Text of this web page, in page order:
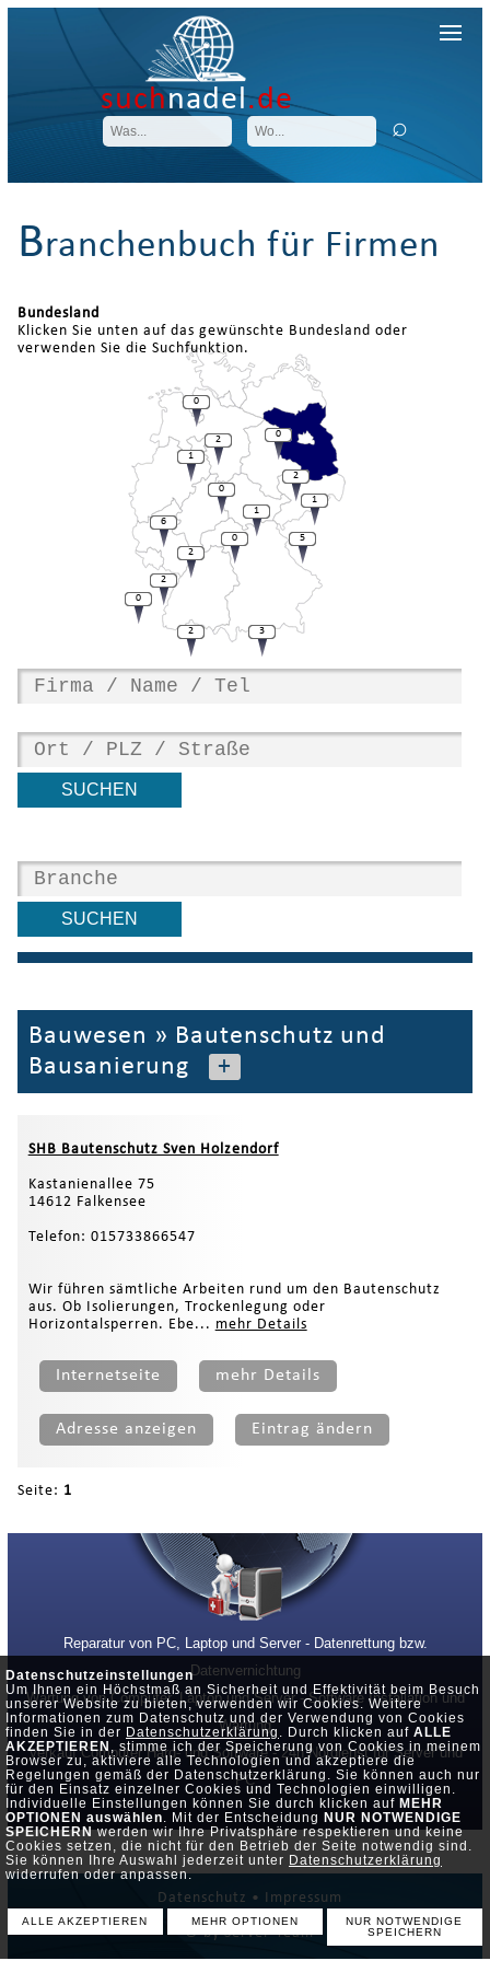
Datenschutzeinstellungen
Um Ihnen ein Höchstmaß an Sicherheit und Effektivität beim Besuch
unserer Website zu bieten, verwenden wir Cookies. Weitere
Informationen zum Datenschutz und der Verwendung von Cookies
finden Sie in der Datenschutzerklärung . Durch klicken auf ALLE
AKZEPTIEREN , stimme ich der Speicherung von Cookies in meinem
Browser zu, aktiviere alle Technologien und akzeptiere die
Regelungen gemäß der Datenschutzerklärung. Sie können auch nur
für den Einsatz einzelner Cookies und Technologien einwilligen.
Individuelle Einstellungen können Sie durch klicken auf MEHR
OPTIONEN auswählen. Mit der Entscheidung NUR NOTWENDIGE
SPEICHERNwerden wir Ihre Privatsphäre respektieren und keine
Cookies setzen, die nicht für den Betrieb der Seite notwendig sind.
Sie können Ihre Auswahl jederzeit unter Datenschutzerklärung
widerrufen oder anpassen.
ALLE AKZEPTIEREN MEHR OPTIONEN
NUR NOTWENDIGE
SPEICHERN
suchnadel.de
Branchenbuch für Firmen
Bundesland
Klicken Sie unten auf das gewünschte Bundesland oder
verwenden Sie die Suchfunktion.
5
1
6
2
1
0
2
0
1
0
0
2
2
2
0
3
Bauwesen » Bautenschutz und
Bausanierung
+
SHB Bautenschutz Sven Holzendorf
Kastanienallee 75
14612 Falkensee
Telefon: 015733866547
Wir führen sämtliche Arbeiten rund um den Bautenschutz
aus. Ob Isolierungen, Trockenlegung oder
Horizontalsperren. Ebe... mehr Details
Internetseite mehr Details
Adresse anzeigen Eintrag ändern
Seite: 1
Reparatur von PC, Laptop und Server - Datenrettung bzw.
Datenvernichtung
Wartung von Computer, Laptop und Server - Software Installation und
Wartung
Verkauf Computer Hard- und Software - 24h Notdienst für Server und
PC
Datenschutz • Impressum
© by Server-Team